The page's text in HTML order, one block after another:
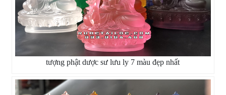
tượng phật dược sư lưu ly 7 màu đẹp nhất